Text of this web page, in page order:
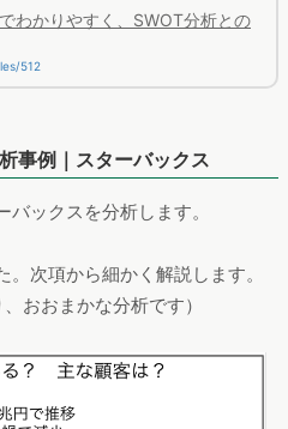
わかりやすく、SWOT分析との
512
事例｜スターバックス
ックスを分析します。
次項から細かく解説します。
おおまかな分析です）